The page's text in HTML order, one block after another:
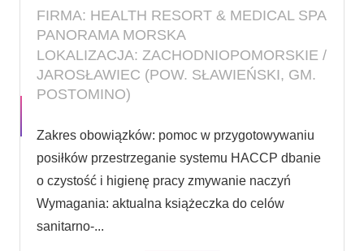
FIRMA: HEALTH RESORT & MEDICAL SPA
PANORAMA MORSKA
LOKALIZACJA: ZACHODNIOPOMORSKIE /
JAROSŁAWIEC (POW. SŁAWIEŃSKI, GM.
POSTOMINO)
Zakres obowiązków: pomoc w przygotowywaniu
posiłków przestrzeganie systemu HACCP dbanie
o czystość i higienę pracy zmywanie naczyń
Wymagania: aktualna książeczka do celów
sanitarno-...